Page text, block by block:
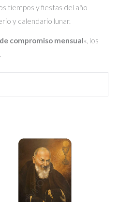
tiempos y fiestas del año
y calendario lunar.
compromiso mensual«, los